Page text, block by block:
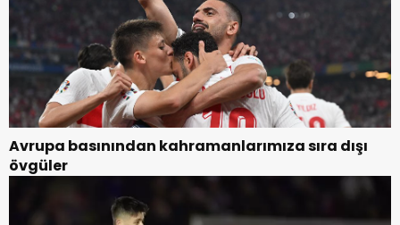
Avrupa basınından kahramanlarımıza sıra dışı
övgüler